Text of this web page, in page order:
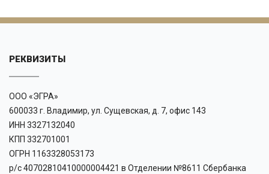
РЕКВИЗИТЫ
ООО «ЭГРА»
600033 г. Владимир, ул. Сущевская, д. 7, офис 143
ИНН 3327132040
КПП 332701001
ОГРН 1163328053173
р/с 40702810410000004421 в Отделении №8611 Сбербанка